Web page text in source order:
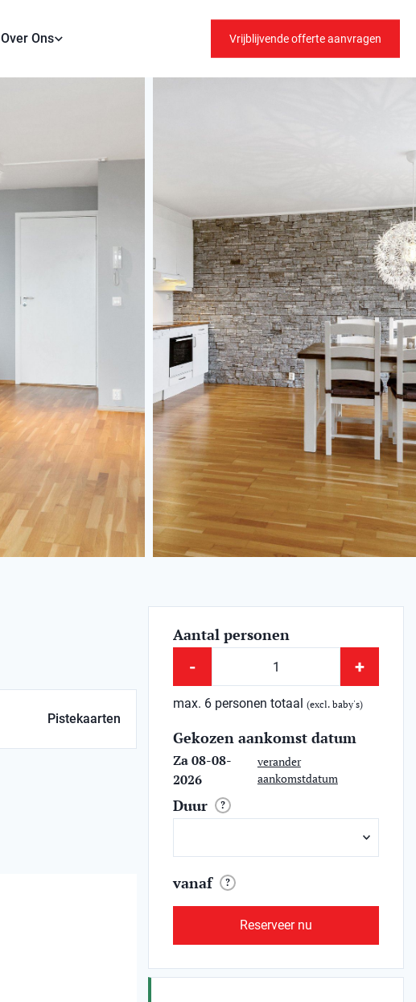
Over Ons Vrijblijvende offerte aanvragen
Pistekaarten
Aantal personen
- +
max. 6 personen totaal(excl. baby's)
Gekozen aankomst datum
Za 08-08-
2026
verander
aankomstdatum
Duur ?
vanaf ?
Reserveer nu